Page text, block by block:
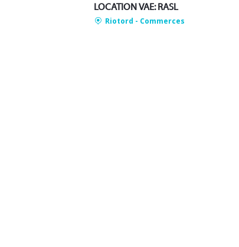
LOCATION VAE: RASL
Riotord - Commerces